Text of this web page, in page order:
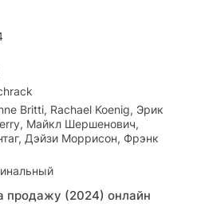
Britti, Rachael Koenig, Эрик
Майкл Шершенович,
Дэйзи Моррисон, Фрэнк
продажу (2024) онлайн